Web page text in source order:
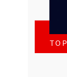
TOP